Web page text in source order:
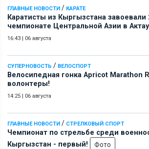
ГЛАВНЫЕ НОВОСТИ / КАРАТЕ
Каратисты из Кыргызстана
чемпионате Центральной Азии в Актау
16:43 | 06 августа
СУПЕРНОВОСТЬ / ВЕЛОСПОРТ
Велосипедная гонка Apricot Marathon
волонтеры!
14:25 | 06 августа
ГЛАВНЫЕ НОВОСТИ / СТРЕЛКОВЫЙ СПОРТ
Чемпионат по стрельбе среди
Кыргызстан - первый!
Фото